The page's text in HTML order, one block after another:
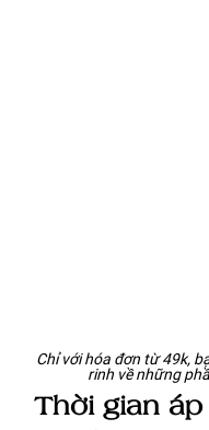
Chỉ với hóa đơn từ 49k,
rinh về những
Thời gian